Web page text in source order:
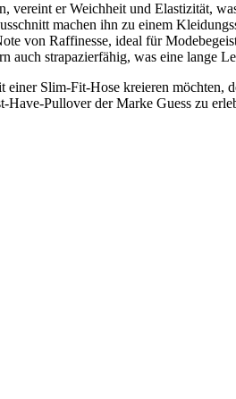
vereint er Weichheit und Elastizität,
machen ihn zu einem
von Raffinesse, ideal für
strapazierfähig, was eine lange
Slim-Fit-Hose kreieren
Pullover der Marke Guess zu